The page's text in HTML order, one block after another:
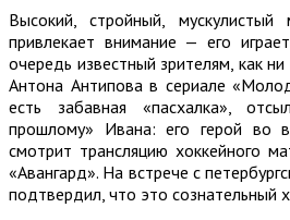
Высокий, стройный, мускулистый
привлекает внимание — его
очередь известный зрителям, как
Антона Антипова в сериале
есть забавная «пасхалка»,
прошлому» Ивана: его герой во
смотрит трансляцию хоккейного
«Авангард». На встрече с
подтвердил, что это сознательный